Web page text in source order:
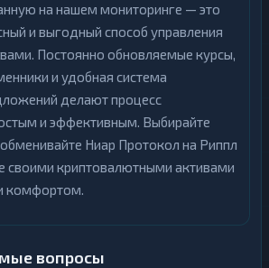
на нашем мониторинге — это
и выгодный способ управления
Постоянно обновляемые курсы,
и удобная система
делают процесс
и эффективным. Выбирайте
Ниар Протокол на Риппл
своими криптовалютными активами
комфортом.
вопросы